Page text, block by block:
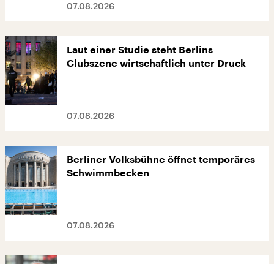
07.08.2026
Laut einer Studie steht Berlins
Clubszene wirtschaftlich unter Druck
07.08.2026
Berliner Volksbühne öffnet temporäres
Schwimmbecken
07.08.2026